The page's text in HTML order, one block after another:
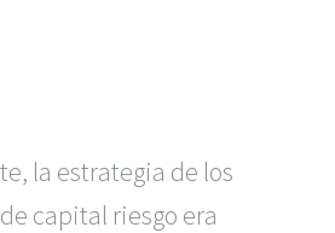
la estrategia de los
capital riesgo era